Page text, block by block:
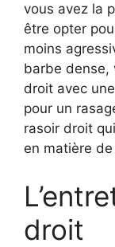
vous avez la
être opter
moins
barbe dense,
droit avec
pour un
rasoir droit
en matière
droit